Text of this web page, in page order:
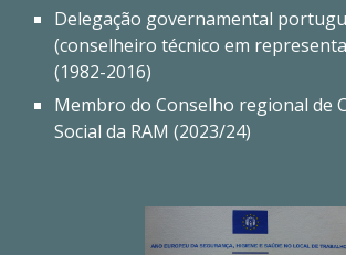
Delegação governamental
(conselheiro técnico em
(1982-2016)
Membro do Conselho regional de
Social da RAM (2023/24)